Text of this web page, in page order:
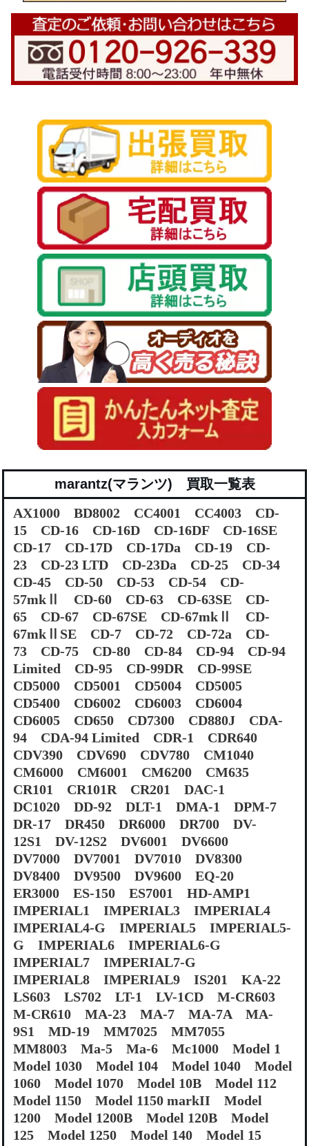
marantz(マランツ) 買取一覧表
AX1000 BD8002 CC4001 CC4003 CD-
15 CD-16 CD-16D CD-16DF CD-16SE
CD-17 CD-17D CD-17Da CD-19 CD-
23 CD-23 LTD CD-23Da CD-25 CD-34
CD-45 CD-50 CD-53 CD-54 CD-
57mkⅡ CD-60 CD-63 CD-63SE CD-
65 CD-67 CD-67SE CD-67mkⅡ CD-
67mkⅡSE CD-7 CD-72 CD-72a CD-
73 CD-75 CD-80 CD-84 CD-94 CD-94
Limited CD-95 CD-99DR CD-99SE
CD5000 CD5001 CD5004 CD5005
CD5400 CD6002 CD6003 CD6004
CD6005 CD650 CD7300 CD880J CDA-
94 CDA-94 Limited CDR-1 CDR640
CDV390 CDV690 CDV780 CM1040
CM6000 CM6001 CM6200 CM635
CR101 CR101R CR201 DAC-1
DC1020 DD-92 DLT-1 DMA-1 DPM-7
DR-17 DR450 DR6000 DR700 DV-
12S1 DV-12S2 DV6001 DV6600
DV7000 DV7001 DV7010 DV8300
DV8400 DV9500 DV9600 EQ-20
ER3000 ES-150 ES7001 HD-AMP1
IMPERIAL1 IMPERIAL3 IMPERIAL4
IMPERIAL4-G IMPERIAL5 IMPERIAL5-
G IMPERIAL6 IMPERIAL6-G
IMPERIAL7 IMPERIAL7-G
IMPERIAL8 IMPERIAL9 IS201 KA-22
LS603 LS702 LT-1 LV-1CD M-CR603
M-CR610 MA-23 MA-7 MA-7A MA-
9S1 MD-19 MM7025 MM7055
MM8003 Ma-5 Ma-6 Mc1000 Model 1
Model 1030 Model 104 Model 1040 Model
1060 Model 1070 Model 10B Model 112
Model 1150 Model 1150 markII Model
1200 Model 1200B Model 120B Model
125 Model 1250 Model 140 Model 15